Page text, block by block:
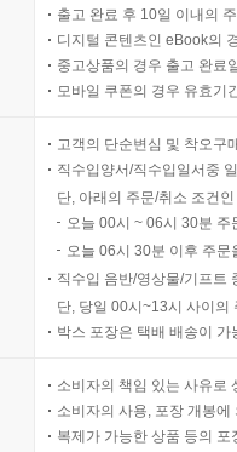
출고 완료 후 10일 이내의
디지털 콘텐츠인 eBook의
중고상품의 경우 출고 완료
모바일 쿠폰의 경우 유효기
고객의 단순변심 및 착오구
직수입양서/직수입일서중
단, 아래의 주문/취소 조건
오늘 00시 ~ 06시 30분
오늘 06시 30분 이후 주
직수입 음반/영상물/기프트
단, 당일 00시~13시 사이의
박스 포장은 택배 배송이
소비자의 책임 있는 사유로
소비자의 사용, 포장 개봉
복제가 가능한 상품 등의